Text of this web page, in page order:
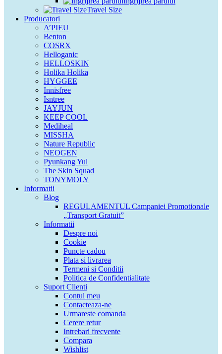
Travel Size
Producatori
A’PIEU
Benton
COSRX
Helloganic
HELLOSKIN
Holika Holika
HYGGEE
Innisfree
Isntree
JAYJUN
KEEP COOL
Mediheal
MISSHA
Nature Republic
NEOGEN
Pyunkang Yul
The Skin Squad
TONYMOLY
Informatii
Blog
REGULAMENTUL Campaniei Promotionale
„Transport Gratuit”
Informatii
Despre noi
Cookie
Puncte cadou
Plata si livrarea
Termeni si Conditii
Politica de Confidentialitate
Suport Clienti
Contul meu
Contacteaza-ne
Urmareste comanda
Cerere retur
Intrebari frecvente
Compara
Wishlist